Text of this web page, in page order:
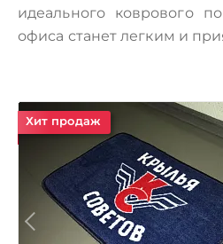
идеального коврового
офиса станет легким и
Хит продаж